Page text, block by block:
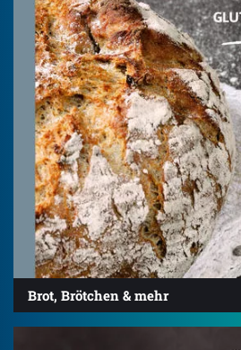
Brot, Brötchen & mehr